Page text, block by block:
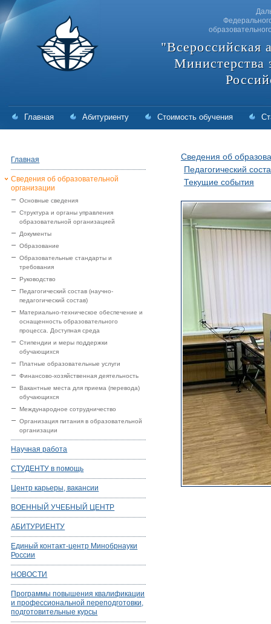
"Всероссийская
Министерства
Главная Абитуриенту Стоимость обучения
Главная
Сведения об образовательной
организации
Основные сведения
Структура и органы управления
образовательной организацией
Документы
Образование
Образовательные стандарты и
требования
Руководство
Педагогический состав (научно-
педагогический состав)
Материально-техническое обеспечение и
оснащенность образовательного
процесса. Доступная среда
Стипендии и меры поддержки
обучающихся
Платные образовательные услуги
Финансово-хозяйственная деятельность
Вакантные места для приема (перевода)
обучающихся
Международное сотрудничество
Организация питания в образовательной
организации
Научная работа
СТУДЕНТУ в помощь
Центр карьеры, вакансии
ВОЕННЫЙ УЧЕБНЫЙ ЦЕНТР
АБИТУРИЕНТУ
Единый контакт-центр Минобрнауки
России
НОВОСТИ
Программы повышения квалификации
и профессиональной переподготовки,
подготовительные курсы
Сведения об
Педагогический
Текущие события